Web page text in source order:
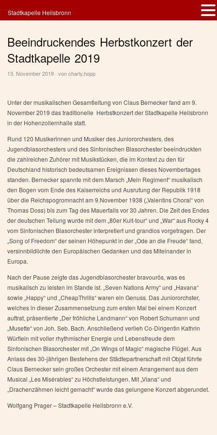
Beeindruckendes Herbstkonzert der
Stadtkapelle 2019
13. November 2019 · voncharly.hopp
Unter der musikalischen Gesamtleitung von Claus Bernecker fand am 9.
November 2019 das traditionelle Herbstkonzert der Stadtkapelle Heilsbronn
in der Hohenzollernhalle statt.
Rund 120 Musikerinnen und Musiker des Juniororchesters, des
Jugendblasorchesters und des Sinfonischen Blasorchester beeindruckten
die zahlreichen Zuhörer mit Musikstücken, die im Kontext zu den für
Deutschland historisch bedeutsamen Ereignissen dieses Novembertages
standen. Bernecker spannte mit dem Marsch „Mein Regiment“ musikalisch
den Bogen vom Ende des Kaiserreichs und Ausrufung der Republik 1918
über die Reichspogromnacht am 9.November 1938 („Valentins Choral“ von
Thomas Doss) bis zum Tag des Mauerfalls vor 30 Jahren. Die Zeit des Endes
der deutschen Teilung wurde mit dem „80er Kult-tour“ und „War“ aus Rocky 4
vom Sinfonischen Blasorchester interpretiert und grandios vorgetragen. Der
„Song of Freedom“ der seinen Höhepunkt in der „Ode an die Freude“ fand,
versinnbildlichte den Europäischen Gedanken und das Miteinander in
Europa.
Nach der Pause zeigte das Jugendblasorchester bravourös, was es
musikalisch zu leisten im Stande ist. „Seven Nations Army“ und „Havana“
sowie „Happy“ und „CheapThrills“ waren ein Genuss. Das Juniororchster,
welches in dieser Zusammensetzung zum ersten Mal bei einem Konzert
auftrat, präsentierte „Der fröhliche Landmann“ von Robert Schumann und
„Musette“ von Joh. Seb. Bach. Anschließend verlieh Co-Dirigentin Kathrin
Würflein mit voller rhythmischer Energie und Lebensfreude dem
Sinfonischen Blasorchester mit „On Wings of Magic“ magische Flügel. Aus
Anlass des 30-jährigen Bestehens der Städtepartnerschaft mit Objat führte
Claus Bernecker sein großes Orchester mit einem Arrangement aus dem
Musical „Les Misérables“ zu Höchstleistungen. Mit „Viana“ und
„Drachenzähmen leicht gemacht“ wurde das gelungene Konzert abgerundet.
Wolfgang Prager – Stadtkapelle Heilsbronn e.V.
Stadtkapelle Heilsbronn